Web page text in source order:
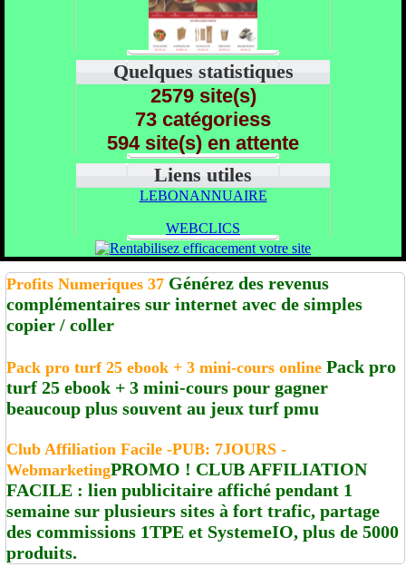
Quelques statistiques
2579 site(s)
73 catégoriess
594 site(s) en attente
Liens utiles
LEBONANNUAIRE
WEBCLICS
Profits Numeriques 37 Générez des revenus
complémentaires sur internet avec de simples
copier / coller
Pack pro turf 25 ebook + 3 mini-cours online Pack pro
turf 25 ebook + 3 mini-cours pour gagner
beaucoup plus souvent au jeux turf pmu
Club Affiliation Facile -PUB: 7JOURS -
WebmarketingPROMO ! CLUB AFFILIATION
FACILE : lien publicitaire affiché pendant 1
semaine sur plusieurs sites à fort trafic, partage
des commissions 1TPE et SystemeIO, plus de 5000
produits.